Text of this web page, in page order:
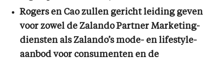
Rogers en Cao zullen gericht leiding geven
voor zowel de Zalando Partner Marketing-
diensten als Zalando’s mode- en lifestyle-
aanbod voor consumenten en de